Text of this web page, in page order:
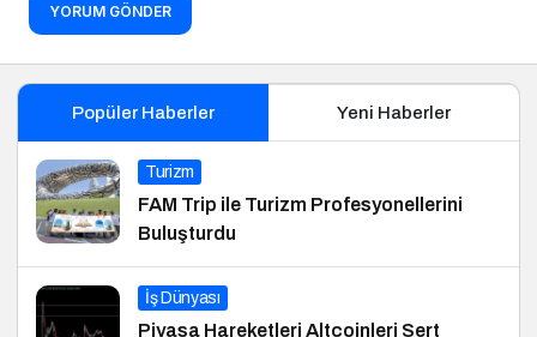
YORUM GÖNDER
Popüler Haberler Yeni Haberler
Turizm
FAM Trip ile Turizm Profesyonellerini
Buluşturdu
İş Dünyası
Piyasa Hareketleri Altcoinleri Sert